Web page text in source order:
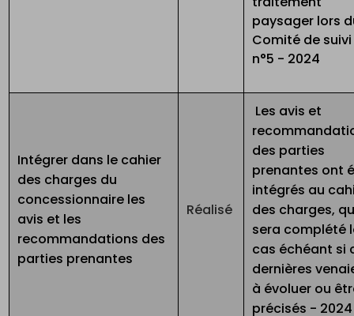
paysager lors
Comité de suivi
n°5 - 2024
Intégrer dans le cahier
des charges du
concessionnaire les
avis et les
recommandations des
parties prenantes
Réalisé
Les avis et
des parties
prenantes ont
intégrés au
des charges,
sera complété
cas échéant si
dernières
à évoluer ou
précisés - 2024